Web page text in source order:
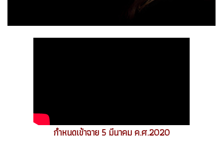
กำหนดเข้าฉาย 5 มีนาคม ค.ศ.2020